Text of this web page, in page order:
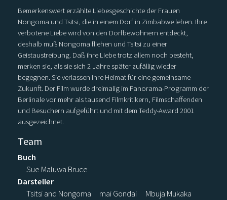
Bemerkenswert erzählte Liebesgeschichte der Frauen
Nongoma und Tsitsi, die in einem Dorf in Zimbabwe leben. Ihre
verbotene Liebe wird von den Dorfbewohnern entdeckt,
deshalb muß Nongoma fliehen und Tsitsi zu einer
Geistaustreibung. Daß ihre Liebe trotz allem noch besteht,
merken sie, als sie sich 2 Jahre später zufällig wieder
begegnen. Sie verlassen ihre Heimat für eine gemeinsame
Zukunft. Der Film wurde dreimalig im Panorama-Programm der
Berlinale vor mehr als tausend Filmkritikern, Filmschaffenden
und Besuchern aufgeführt und mit dem Teddy-Award 2001
ausgezeichnet.
Team
Buch
Sue Maluwa Bruce
Darsteller
Tsitsi and Nongoma
mai Gondai
Mbuja Mukaka